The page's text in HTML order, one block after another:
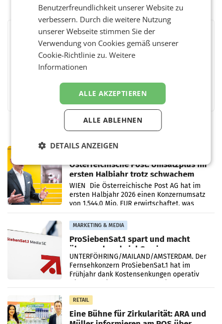
BEWERTEN SIE DIESEN ARTIKEL
FacebookTwitter
PRIMENEWS
Österreichische Post: Umsatzplus im
ersten Halbjahr trotz schwachem
Briefgeschäft
WIEN Die Österreichische Post AG hat im
ersten Halbjahr 2026 einen Konzernumsatz
von 1.544,0 Mio. EUR erwirtschaftet, was
einem Plus von 3,8 Prozent gegenüber dem
Vergleichszeitraum
MARKETING & MEDIA
ProSiebenSat.1 spart und macht
überraschend viel Gewinn
UNTERFÖHRING/MAILAND/AMSTERDAM. Der
Fernsehkonzern ProSiebenSat.1 hat im
Frühjahr dank Kostensenkungen operativ
RETAIL
Eine Bühne für Zirkularität: ARA und
Benutzerfreundlichkeit unserer Website zu
verbessern. Durch die weitere Nutzung
unserer Webseite stimmen Sie der
Verwendung von Cookies gemäß unserer
Cookie-Richtlinie zu.Weitere
Informationen
ALLE AKZEPTIEREN
ALLE ABLEHNEN
DETAILS ANZEIGEN